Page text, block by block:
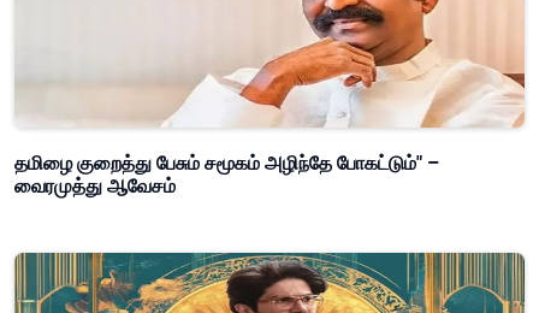
தமிழை குறைத்து பேசும் சமூகம் அழிந்தே போகட்டும்" –
வைரமுத்து ஆவேசம்